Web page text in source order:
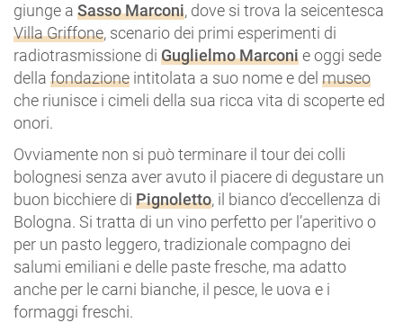
giunge a Sasso Marconi, dove si trova la seicentesca
Villa Griffone, scenario dei primi esperimenti di
radiotrasmissione di Guglielmo Marconie oggi sede
della fondazione intitolata a suo nome e del museo
che riunisce i cimeli della sua ricca vita di scoperte ed
onori.
Ovviamente non si può terminare il tour dei colli
bolognesi senza aver avuto il piacere di degustare un
buon bicchiere di Pignoletto, il bianco d’eccellenza di
Bologna. Si tratta di un vino perfetto per l’aperitivo o
per un pasto leggero, tradizionale compagno dei
salumi emiliani e delle paste fresche, ma adatto
anche per le carni bianche, il pesce, le uova e i
formaggi freschi.